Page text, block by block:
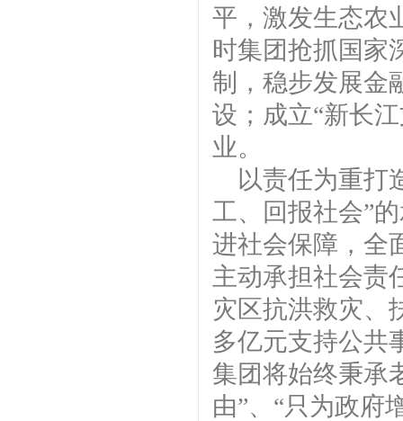
平，激发生态农
时集团抢抓国家
制，稳步发展金
设；成立“新长
业。
以责任为重打
工、回报社会”
进社会保障，全
主动承担社会责
灾区抗洪救灾、
多亿元支持公共
集团将始终秉承
由”、“只为政府